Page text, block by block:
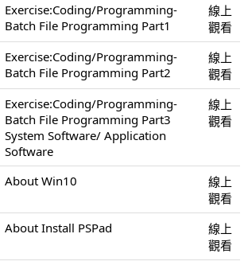
Exercise:Coding/Programming-
Batch File Programming Part1
線上
觀看
Exercise:Coding/Programming-
Batch File Programming Part2
線上
觀看
Exercise:Coding/Programming-
Batch File Programming Part3
System Software/ Application
Software
線上
觀看
About Win10
線上
觀看
About Install PSPad
線上
觀看